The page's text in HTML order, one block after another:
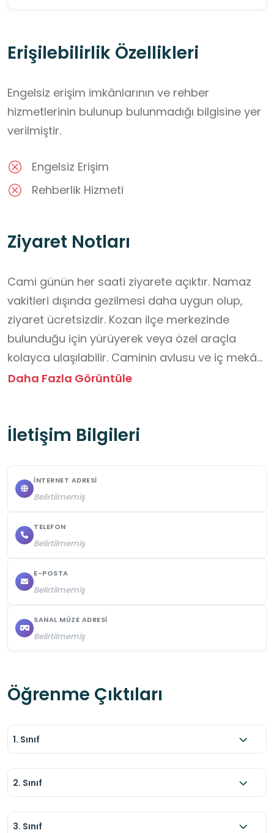
Erişilebilirlik Özellikleri
Engelsiz erişim imkânlarının ve rehber
hizmetlerinin bulunup bulunmadığı bilgisine yer
verilmiştir.
Engelsiz Erişim
Rehberlik Hizmeti
Ziyaret Notları
Cami günün her saati ziyarete açıktır. Namaz
vakitleri dışında gezilmesi daha uygun olup,
ziyaret ücretsizdir. Kozan ilçe merkezinde
bulunduğu için yürüyerek veya özel araçla
kolayca ulaşılabilir. Caminin avlusu ve iç mekânı
düzgün taş zeminlidir. Kayma riskine karşı
uygun giyim ve ayakkabıların çıkarılması gibi
gösterilmelidir.Cami içinde yiyecek ve içecek
minbere dokunulmamalı, yapının korunmasına
özen gösterilmelidir.
Daha Fazla Görüntüle
İletişim Bilgileri
İNTERNET ADRESI
Belirtilmemiş
TELEFON
Belirtilmemiş
E-POSTA
Belirtilmemiş
SANAL MÜZE ADRESI
Belirtilmemiş
Öğrenme Çıktıları
1. Sınıf
2. Sınıf
3. Sınıf